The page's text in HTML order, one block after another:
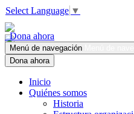
Select Language ▼
Dona ahora
Menú de navegación
Dona ahora
Inicio
Quiénes somos
Historia